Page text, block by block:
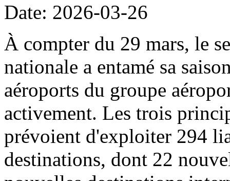
Date: 2026-03-26
À compter du 29 mars, le
nationale a entamé sa
aéroports du groupe
activement. Les trois
prévoient d'exploiter 294
destinations, dont 22